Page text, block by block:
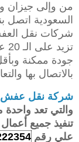
من وإلى جيزان
السعودية اتصل
شركات نقل
جودة ممكنة
بالاتصال بها
شركة نقل عفش
والتي تعد
تنفيذ جميع
علي رقم